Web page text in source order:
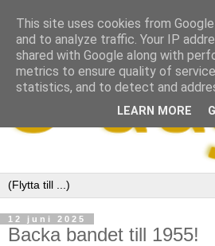
12 juni 2025
Backa bandet till 1955!
This site uses cookies from
and to analyze traffic. Your IP
shared with Google along with
metrics to ensure quality of
statistics, and to detect and
LEARN MORE